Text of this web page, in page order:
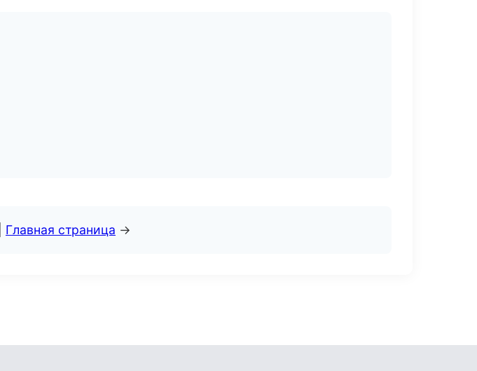
Главная страница →